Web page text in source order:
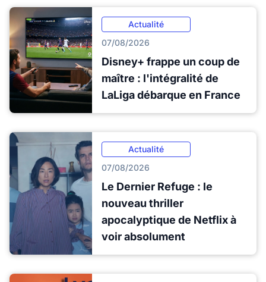
Actualité
07/08/2026
Disney+ frappe un coup de
maître : l'intégralité de
LaLiga débarque en France
Actualité
07/08/2026
Le Dernier Refuge : le
nouveau thriller
apocalyptique de Netflix à
voir absolument